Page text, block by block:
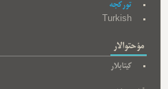
تورکجه
Turkish
مؤحتوالار
کیتابلار